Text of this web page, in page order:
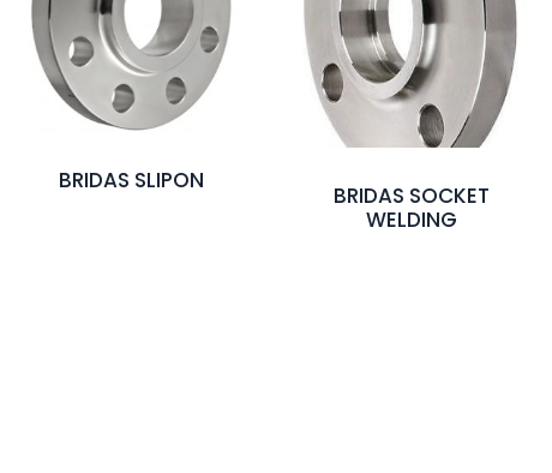
BRIDAS SLIPON
BRIDAS SOCKET
WELDING